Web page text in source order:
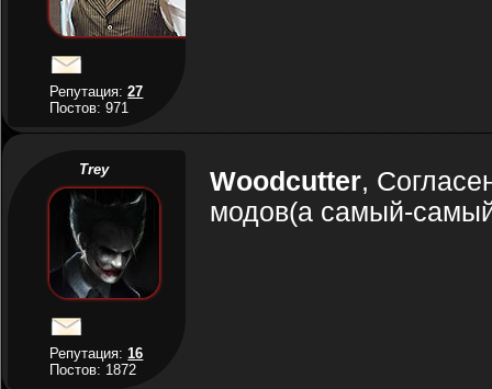
Репутация:27
Постов: 971
Trey
Репутация:16
Постов: 1872
Woodcutter,
модов(а самый-